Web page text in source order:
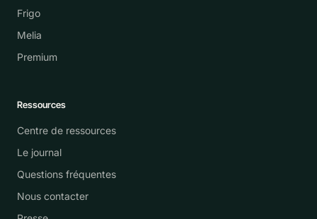
Frigo
Melia
Premium
Ressources
Centre de ressources
Le journal
Questions fréquentes
Nous contacter